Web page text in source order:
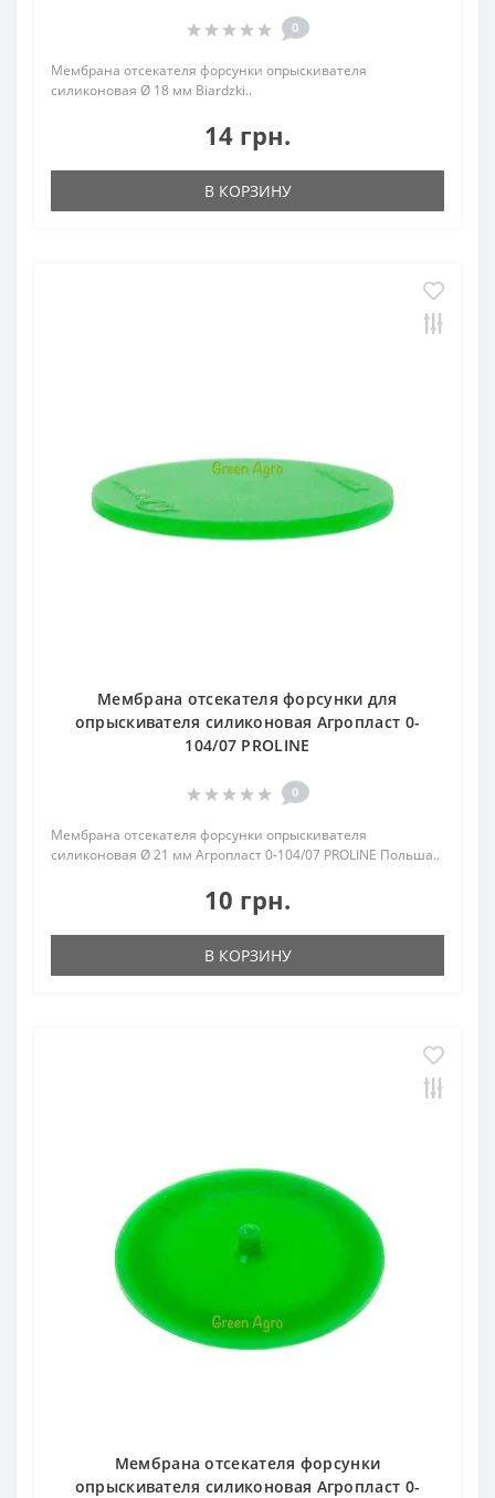
0
Мембрана отсекателя форсунки опрыскивателя
силиконовая Ø 18 мм Biardzki..
14 грн.
В КОРЗИНУ
Мембрана отсекателя форсунки для
опрыскивателя силиконовая Агропласт 0-
104/07 PROLINE
0
Мембрана отсекателя форсунки опрыскивателя
силиконовая Ø 21 мм Агропласт 0-104/07 PROLINE Польша..
10 грн.
В КОРЗИНУ
Мембрана отсекателя форсунки
опрыскивателя силиконовая Агропласт 0-